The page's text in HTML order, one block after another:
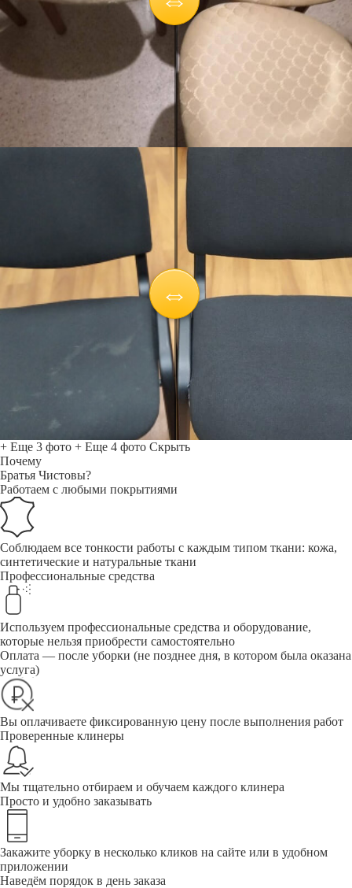
+ Еще 3 фото + Еще 4 фото Скрыть
Почему
Братья Чистовы?
Работаем с любыми покрытиями
Соблюдаем все тонкости работы с каждым типом ткани: кожа,
синтетические и натуральные ткани
Профессиональные средства
Используем профессиональные средства и оборудование,
которые нельзя приобрести самостоятельно
Оплата — после уборки (не позднее дня, в котором была оказана
услуга)
Вы оплачиваете фиксированную цену после выполнения работ
Проверенные клинеры
Мы тщательно отбираем и обучаем каждого клинера
Просто и удобно заказывать
Закажите уборку в несколько кликов на сайте или в удобном
приложении
Наведём порядок в день заказа